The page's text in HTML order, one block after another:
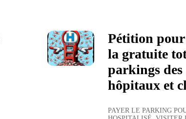
Pétition
la gratuite
parkings des
hôpitaux et
PAYER LE PARKING